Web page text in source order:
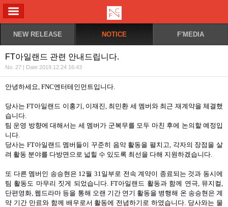
NEW RELEASE NOTICE F'MEDIA
FT아일랜드 관련 안내드립니다.
No. 27 | Date 2019.12.24 16:43
안녕하세요, FNC엔터테인먼트입니다.
당사는 FT아일랜드 이홍기, 이재진, 최민환 세 멤버와 최근 재계약을 체결했
습니다.
팀 운영 방향에 대해서는 세 멤버가 군복무를 모두 마친 후에 논의할 예정입
니다.
당사는 FT아일랜드 멤버들이 꾸준히 음악 활동을 펼치고, 각자의 장점을 살
려 활동 분야를 다방면으로 넓힐 수 있도록 최선을 다해 지원하겠습니다.
또 다른 멤버인 송승현은 12월 31일부로 전속 계약이 종료되는 것과 동시에
팀 활동도 마무리 짓게 되었습니다. FT아일랜드 활동과 함께 연극, 뮤지컬,
단편영화, 웹드라마 등을 통해 오랜 기간 연기 활동을 병행해 온 송승현은 계
약 기간 만료와 함께 배우로서 활동에 전념하기로 하였습니다. 당사와는 물